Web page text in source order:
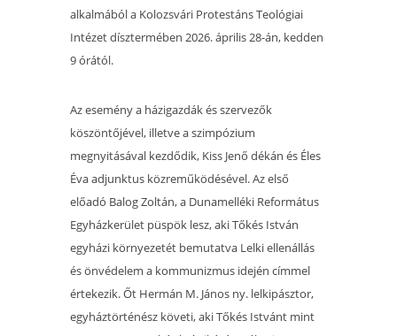
alkalmából a Kolozsvári Protestáns Teológiai
Intézet dísztermében 2026. április 28-án, kedden
9 órától.
Az esemény a házigazdák és szervezők
köszöntőjével, illetve a szimpózium
megnyitásával kezdődik, Kiss Jenő dékán és Éles
Éva adjunktus közreműködésével. Az első
előadó Balog Zoltán, a Dunamelléki Református
Egyházkerület püspök lesz, aki Tőkés István
egyházi környezetét bemutatva Lelki ellenállás
és önvédelem a kommunizmus idején címmel
értekezik. Őt Hermán M. János ny. lelkipásztor,
egyháztörténész követi, aki Tőkés Istvánt mint